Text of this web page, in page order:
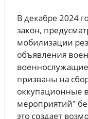
В декабре 2024
закон,
мобилизации
объявления
военнослужащие
призваны на
оккупационные
мероприятий"
это создает